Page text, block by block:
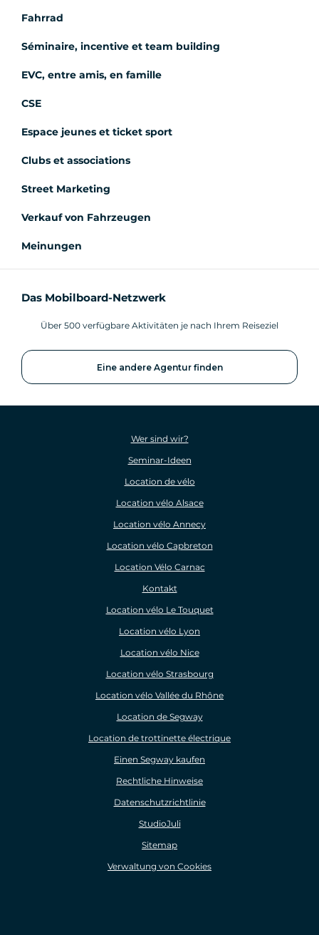
Fahrrad
Séminaire, incentive et team building
EVC, entre amis, en famille
CSE
Espace jeunes et ticket sport
Clubs et associations
Street Marketing
Verkauf von Fahrzeugen
Meinungen
Das Mobilboard-Netzwerk
Über 500 verfügbare Aktivitäten je nach Ihrem Reiseziel
Eine andere Agentur finden
Wer sind wir?
Seminar-Ideen
Location de vélo
Location vélo Alsace
Location vélo Annecy
Location vélo Capbreton
Location Vélo Carnac
Kontakt
Location vélo Le Touquet
Location vélo Lyon
Location vélo Nice
Location vélo Strasbourg
Location vélo Vallée du Rhône
Location de Segway
Location de trottinette électrique
Einen Segway kaufen
Rechtliche Hinweise
Datenschutzrichtlinie
StudioJuli
Sitemap
Verwaltung von Cookies